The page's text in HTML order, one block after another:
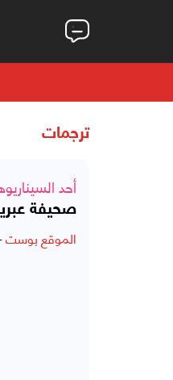
ترجمات
أحد
صحيفة
الموقع بوست